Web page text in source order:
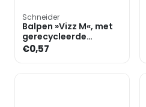
Schneider
Balpen »Vizz M«, met
gerecycleerde
kunststof
€0,57